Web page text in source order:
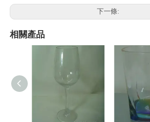
下一條:
相關產品